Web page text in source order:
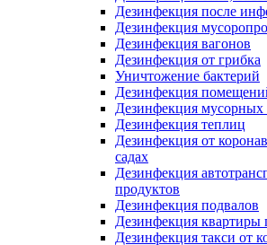
Дезинфекция после
Дезинфекция
Дезинфекция вагонов
Дезинфекция от грибка
Уничтожение бактерий
Дезинфекция
Дезинфекция мусорных
Дезинфекция теплиц
Дезинфекция от
садах
Дезинфекция
продуктов
Дезинфекция подвалов
Дезинфекция квартиры
Дезинфекция такси от